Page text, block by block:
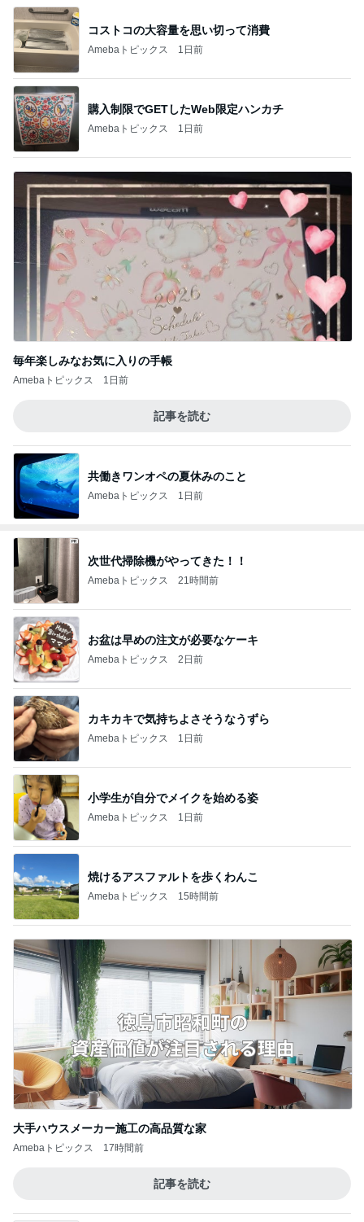
コストコの大容量を思い切って消費
Amebaトピックス 1日前
購入制限でGETしたWeb限定ハンカチ
Amebaトピックス 1日前
毎年楽しみなお気に入りの手帳
Amebaトピックス 1日前
記事を読む
共働きワンオペの夏休みのこと
Amebaトピックス 1日前
次世代掃除機がやってきた！！
Amebaトピックス 21時間前
お盆は早めの注文が必要なケーキ
Amebaトピックス 2日前
カキカキで気持ちよさそうなうずら
Amebaトピックス 1日前
小学生が自分でメイクを始める姿
Amebaトピックス 1日前
焼けるアスファルトを歩くわんこ
Amebaトピックス 15時間前
大手ハウスメーカー施工の高品質な家
Amebaトピックス 17時間前
記事を読む